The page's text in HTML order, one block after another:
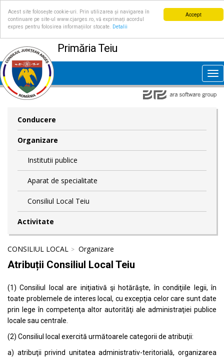
Accept
Acest site folosește cookie-uri. Prin utilizarea și navigarea în
continuare pe site-ul www.cjarges.ro, vă exprimați acordul
expres pentru folosirea informațiilor stocate.
Detalii
Primăria Teiu
Conducere
Organizare
Institutii publice
Aparat de specialitate
Consiliul Local Teiu
Activitate
CONSILIUL LOCAL Organizare
Atribuții Consiliul Local Teiu
(1) Consiliul local are iniţiativă şi hotărăşte, în condiţiile legii, în
toate problemele de interes local, cu excepţia celor care sunt date
prin lege în competenţa altor autorităţi ale administraţiei publice
locale sau centrale.
(2) Consiliul local exercită următoarele categorii de atribuţii:
a) atribuţii privind unitatea administrativ-teritorială, organizarea